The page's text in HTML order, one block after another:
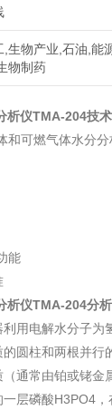
,生物产业,石油,能
物制药
析仪TMA-204技
和可燃气体水分分
能
析仪TMA-204分
用电解水分子为
圆柱和两根并行
（通常由铂或铑金
层磷酸H3PO4